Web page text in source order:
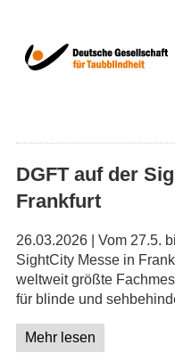
DGFT auf der
Frankfurt
26.03.2026 | Vom 27.5.
SightCity Messe in
weltweit größte
für blinde und
Mehr lesen